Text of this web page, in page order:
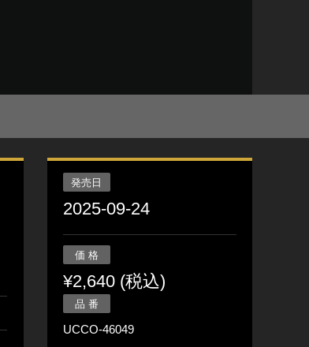
発売日
2025-09-24
価 格
¥2,640 (税込)
品 番
UCCO-46049